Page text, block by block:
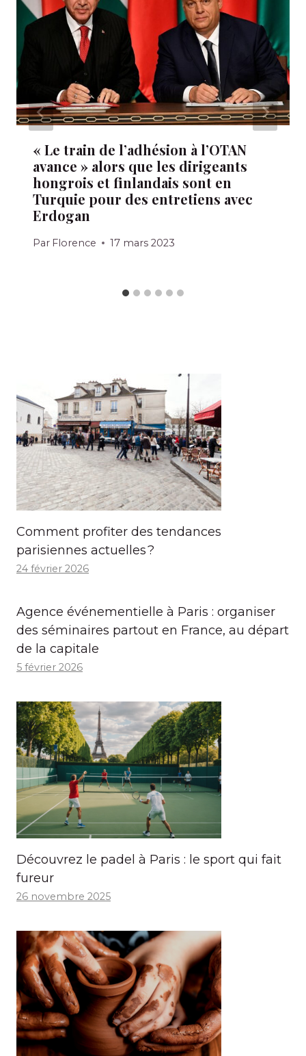
« Le train de l’adhésion à l’OTAN
avance » alors que les dirigeants
hongrois et finlandais sont en
Turquie pour des entretiens avec
Erdogan
Par Florence 17 mars 2023
Comment profiter des tendances
parisiennes actuelles ?
24 février 2026
Agence événementielle à Paris : organiser
des séminaires partout en France, au départ
de la capitale
5 février 2026
Découvrez le padel à Paris : le sport qui fait
fureur
26 novembre 2025